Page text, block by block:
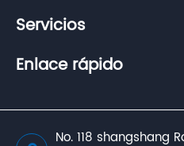
Servicios
Enlace rápido
No. 118 shangshang